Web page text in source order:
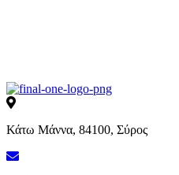
Κάτω Μάννα, 84100, Σύρος